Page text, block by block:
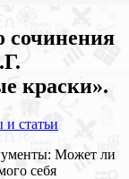
сочинения
краски».
статьи
Может ли
себя